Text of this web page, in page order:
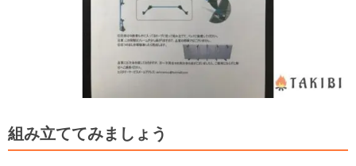
組み立ててみましょう